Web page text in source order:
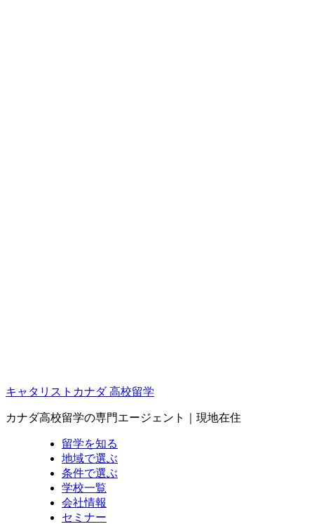
キャタリストカナダ 高校留学
カナダ高校留学の専門エージェント｜現地在住
留学を知る
地域で選ぶ
条件で選ぶ
学校一覧
会社情報
セミナー